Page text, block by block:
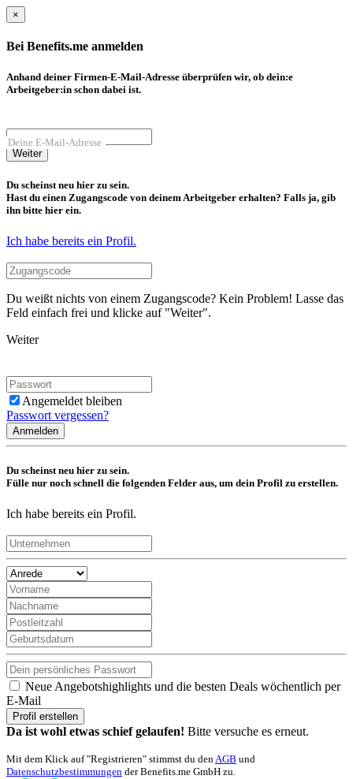
×
Bei Benefits.me anmelden
Anhand deiner Firmen-E-Mail-Adresse überprüfen wir, ob dein:e
Arbeitgeber:in schon dabei ist.
Deine E-Mail-Adresse
Weiter
Du scheinst neu hier zu sein.
Hast du einen Zugangscode von deinem Arbeitgeber erhalten? Falls ja, gib
ihn bitte hier ein.
Ich habe bereits ein Profil.
Du weißt nichts von einem Zugangscode? Kein Problem! Lasse das
Feld einfach frei und klicke auf "Weiter".
Weiter
Angemeldet bleiben
Passwort vergessen?
Anmelden
Du scheinst neu hier zu sein.
Fülle nur noch schnell die folgenden Felder aus, um dein Profil zu erstellen.
Ich habe bereits ein Profil.
Neue Angebotshighlights und die besten Deals wöchentlich per
E-Mail
Profil erstellen
Da ist wohl etwas schief gelaufen! Bitte versuche es erneut.
Mit dem Klick auf "Registrieren" stimmst du denAGB und
Datenschutzbestimmungen der Benefits.me GmbH zu.